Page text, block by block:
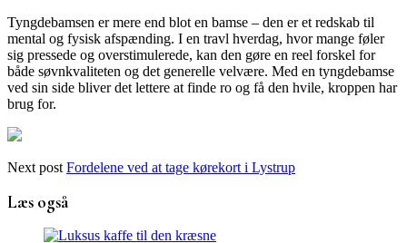
Tyngdebamsen er mere end blot en bamse – den er et redskab til
mental og fysisk afspænding. I en travl hverdag, hvor mange føler
sig pressede og overstimulerede, kan den gøre en reel forskel for
både søvnkvaliteten og det generelle velvære. Med en tyngdebamse
ved sin side bliver det lettere at finde ro og få den hvile, kroppen har
brug for.
Next post Fordelene ved at tage kørekort i Lystrup
Læs også